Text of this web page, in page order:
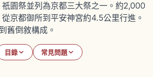
園祭並列為京都三大祭之一。約2,000
京都御所到平安神宮約4.5公里行進。
舊倒敘構成。
目錄 常見問題